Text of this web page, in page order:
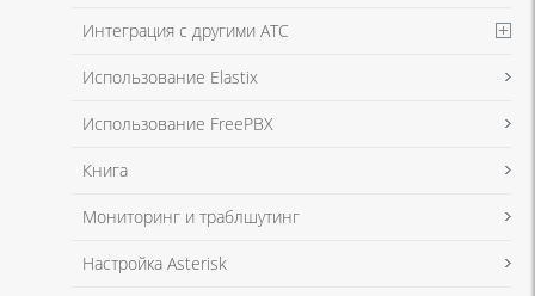
Я даю согласие на обработку моих персональных данных для связи
в соответствии с Политикой в отношении обработки персональных
Интеграция с другими АТС
Использование Elastix
Использование FreePBX
Книга
Мониторинг и траблшутинг
Настройка Asterisk